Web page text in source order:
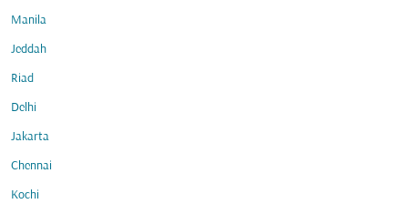
Manila
Jeddah
Riad
Delhi
Jakarta
Chennai
Kochi